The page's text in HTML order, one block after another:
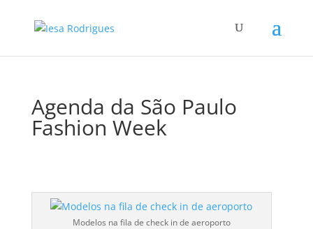
Agenda da São Paulo
Fashion Week
Modelos na fila de check in de aeroporto